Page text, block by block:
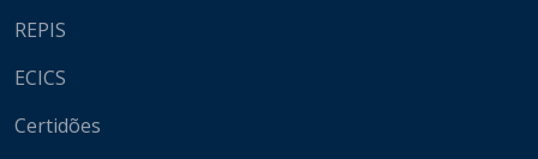
REPIS
ECICS
Certidões